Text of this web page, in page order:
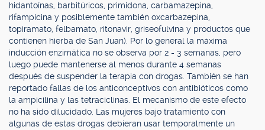
hidantoínas, barbitúricos, primidona, carbamazepina,
rifampicina y posiblemente también oxcarbazepina,
topiramato, felbamato, ritonavir, griseofulvina y productos que
contienen hierba de San Juan). Por lo general la máxima
inducción enzimática no se observa por 2 - 3 semanas, pero
luego puede mantenerse al menos durante 4 semanas
después de suspender la terapia con drogas. También se han
reportado fallas de los anticonceptivos con antibióticos como
la ampicilina y las tetraciclinas. El mecanismo de este efecto
no ha sido dilucidado. Las mujeres bajo tratamiento con
algunas de estas drogas debieran usar temporalmente un